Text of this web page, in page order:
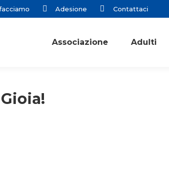
Adesione Contattaci
Associazione Adulti